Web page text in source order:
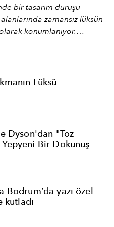
bir tasarım duruşu
zamansız lüksün
konumlanıyor.
mekanlara taşıyor.
Lüksü
Dyson'dan "Toz
Bir Dokunuş
Bodrum’da yazı özel
kutladı